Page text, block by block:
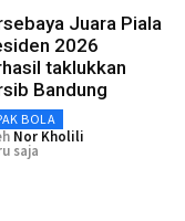
Juara Piala
2026
taklukkan
Bandung
BOLA
Nor Kholili
saja